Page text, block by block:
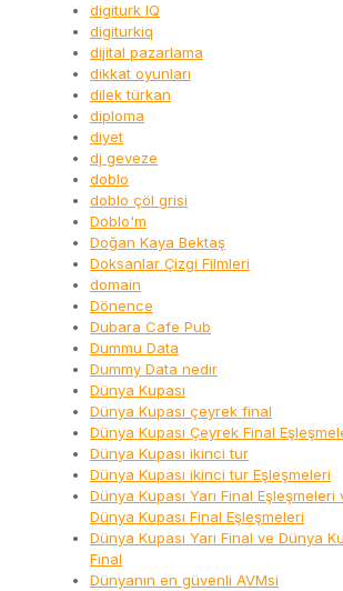
digiturk IQ
digiturkiq
dijital pazarlama
dikkat oyunları
dilek türkan
diploma
diyet
dj geveze
doblo
doblo çöl grisi
Doblo'm
Doğan Kaya Bektaş
Doksanlar Çizgi Filmleri
domain
Dönence
Dubara Cafe Pub
Dummu Data
Dummy Data nedir
Dünya Kupası
Dünya Kupası çeyrek final
Dünya Kupası Çeyrek Final
Dünya Kupası ikinci tur
Dünya Kupası ikinci tur Eşleşmeleri
Dünya Kupası Yarı Final Eşleşmeleri
Dünya Kupası Final Eşleşmeleri
Dünya Kupası Yarı Final ve Dünya
Final
Dünyanın en güvenli AVMsi